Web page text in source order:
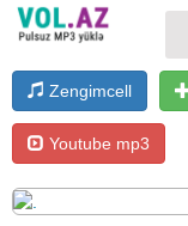
Zengimcell
Youtube mp3